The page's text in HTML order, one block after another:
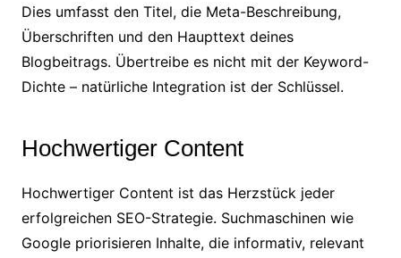
Dies umfasst den Titel, die Meta-Beschreibung,
Überschriften und den Haupttext deines
Blogbeitrags. Übertreibe es nicht mit der Keyword-
Dichte – natürliche Integration ist der Schlüssel.
Hochwertiger Content
Hochwertiger Content ist das Herzstück jeder
erfolgreichen SEO-Strategie. Suchmaschinen wie
Google priorisieren Inhalte, die informativ, relevant